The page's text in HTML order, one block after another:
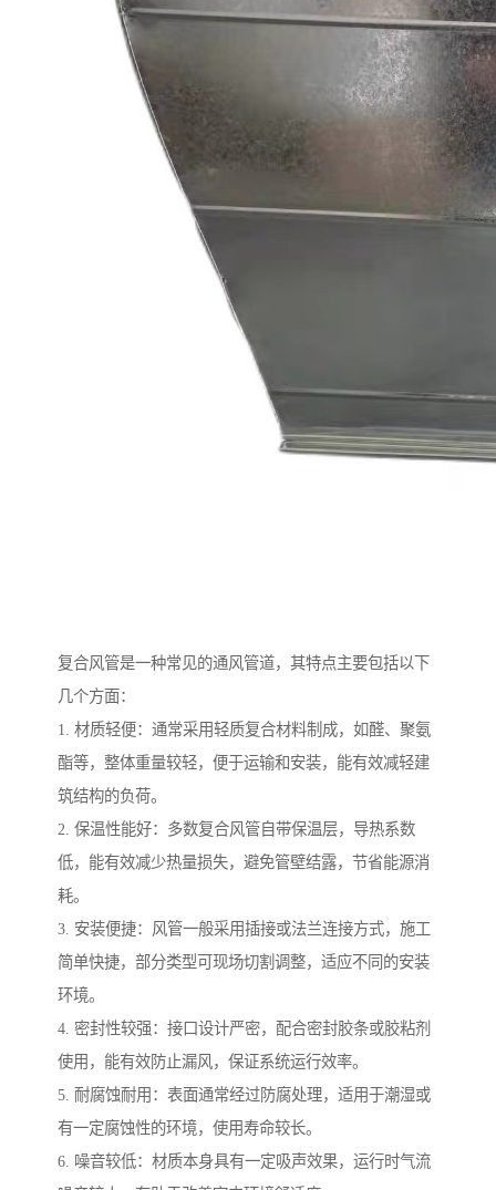
复合风管是一种常见的通风管道，其特点主要包括以下
几个方面：
1. 材质轻便：通常采用轻质复合材料制成，如醛、聚氨
酯等，整体重量较轻，便于运输和安装，能有效减轻建
筑结构的负荷。
2. 保温性能好：多数复合风管自带保温层，导热系数
低，能有效减少热量损失，避免管壁结露，节省能源消
耗。
3. 安装便捷：风管一般采用插接或法兰连接方式，施工
简单快捷，部分类型可现场切割调整，适应不同的安装
环境。
4. 密封性较强：接口设计严密，配合密封胶条或胶粘剂
使用，能有效防止漏风，保证系统运行效率。
5. 耐腐蚀耐用：表面通常经过防腐处理，适用于潮湿或
有一定腐蚀性的环境，使用寿命较长。
6. 噪音较低：材质本身具有一定吸声效果，运行时气流